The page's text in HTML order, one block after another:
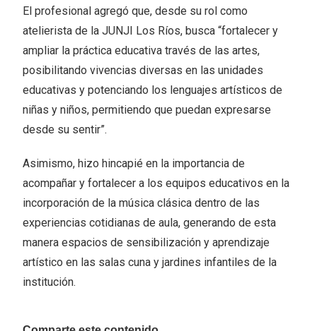
El profesional agregó que, desde su rol como
atelierista de la JUNJI Los Ríos, busca “fortalecer y
ampliar la práctica educativa través de las artes,
posibilitando vivencias diversas en las unidades
educativas y potenciando los lenguajes artísticos de
niñas y niños, permitiendo que puedan expresarse
desde su sentir”.
Asimismo, hizo hincapié en la importancia de
acompañar y fortalecer a los equipos educativos en la
incorporación de la música clásica dentro de las
experiencias cotidianas de aula, generando de esta
manera espacios de sensibilización y aprendizaje
artístico en las salas cuna y jardines infantiles de la
institución.